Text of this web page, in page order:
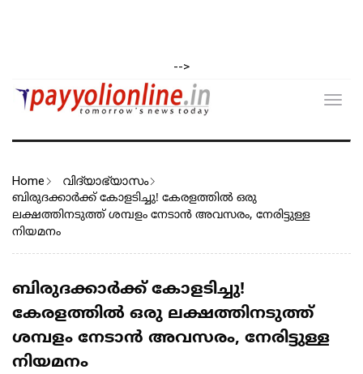
-->
Home വിദ്യാഭ്യാസം
ബിരുദക്കാർക്ക് കോളടിച്ചു! കേരളത്തിൽ ഒരു
ലക്ഷത്തിനടുത്ത് ശമ്പളം നേടാൻ അവസരം, നേരിട്ടുള്ള
നിയമനം
ബിരുദക്കാർക്ക് കോളടിച്ചു!
കേരളത്തിൽ ഒരു ലക്ഷത്തിനടുത്ത്
ശമ്പളം നേടാൻ അവസരം, നേരിട്ടുള്ള
നിയമനം